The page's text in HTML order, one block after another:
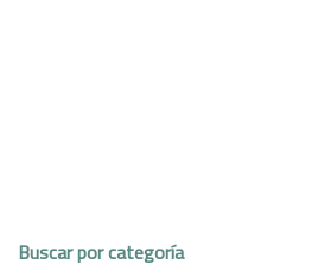
Buscar por categoría